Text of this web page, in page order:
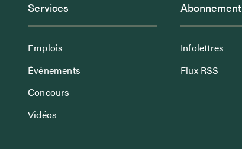
Services
Emplois
Événements
Concours
Vidéos
Abonnement
Infolettres
Flux RSS